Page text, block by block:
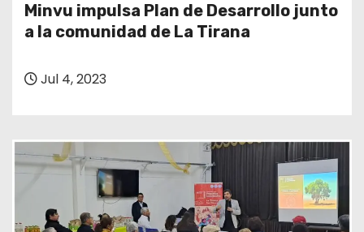
Minvu impulsa Plan de Desarrollo junto
a la comunidad de La Tirana
Jul 4, 2023